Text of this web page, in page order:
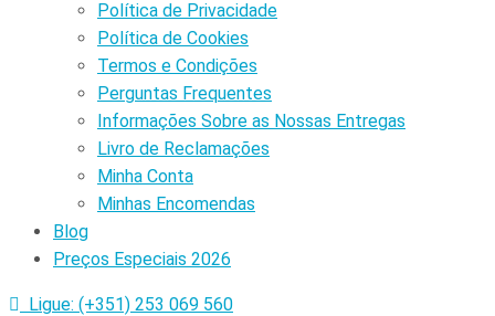
Política de Privacidade
Política de Cookies
Termos e Condições
Perguntas Frequentes
Informações Sobre as Nossas Entregas
Livro de Reclamações
Minha Conta
Minhas Encomendas
Blog
Preços Especiais 2026
Ligue: (+351) 253 069 560